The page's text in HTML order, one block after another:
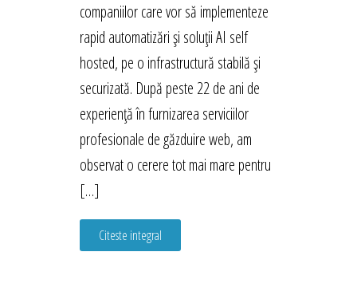
companiilor care vor să implementeze
rapid automatizări și soluții AI self
hosted, pe o infrastructură stabilă și
securizată. După peste 22 de ani de
experiență în furnizarea serviciilor
profesionale de găzduire web, am
observat o cerere tot mai mare pentru
[…]
Citeste integral